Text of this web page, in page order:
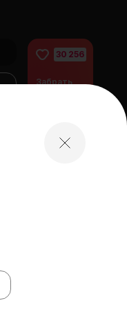
30 256
Забрать